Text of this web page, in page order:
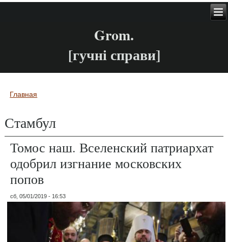
Grom.
[гучні справи]
Вы здесь
Главная
Стамбул
Томос наш. Вселенский патриархат
одобрил изгнание московских
попов
сб, 05/01/2019 - 16:53